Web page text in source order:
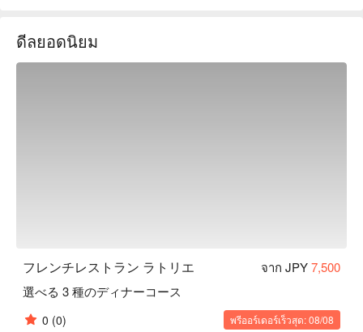
スです。
【店内雰囲気】店内は隠れ家的な雰囲気がありながらも肩肘
ดีลยอดนิยม
フレンチレストラン ラトリエ จาก JPY7,500
選べる 3 種のディナーコース
0 (0) พรีออร์เดอร์เร็วสุด: 08/08